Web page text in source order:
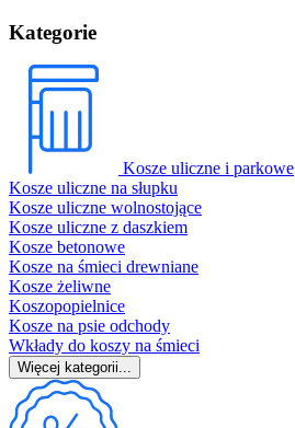
Kategorie
Kosze uliczne i parkowe
Kosze uliczne na słupku
Kosze uliczne wolnostojące
Kosze uliczne z daszkiem
Kosze betonowe
Kosze na śmieci drewniane
Kosze żeliwne
Koszopopielnice
Kosze na psie odchody
Wkłady do koszy na śmieci
Więcej kategorii...